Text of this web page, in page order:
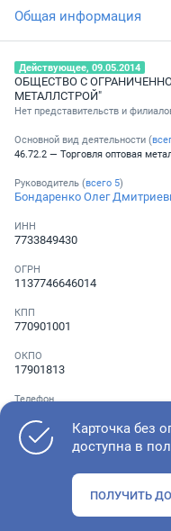
Общая информация
Действующее, 09.05.2014
ОБЩЕСТВО С
МЕТАЛЛСТРОЙ"
Нет представительств и
Основной вид деятельности (
46.72.2 — Торговля оптовая
Руководитель (всего 5)
Бондаренко Олег
ИНН
7733849430
ОГРН
1137746646014
КПП
770901001
ОКПО
17901813
Телефон
Как оценить состояние
Карточка без
доступна в
ПОЛУЧИТЬ